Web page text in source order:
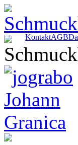
KontaktAGB